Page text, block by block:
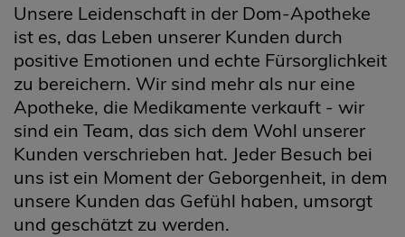
Unsere Leidenschaft in der Dom-Apotheke
ist es, das Leben unserer Kunden durch
positive Emotionen und echte Fürsorglichkeit
zu bereichern. Wir sind mehr als nur eine
Apotheke, die Medikamente verkauft - wir
sind ein Team, das sich dem Wohl unserer
Kunden verschrieben hat. Jeder Besuch bei
uns ist ein Moment der Geborgenheit, in dem
unsere Kunden das Gefühl haben, umsorgt
und geschätzt zu werden.